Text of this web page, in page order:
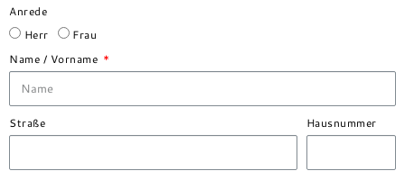
Anrede
Herr
Frau
Name / Vorname
Straße Hausnummer